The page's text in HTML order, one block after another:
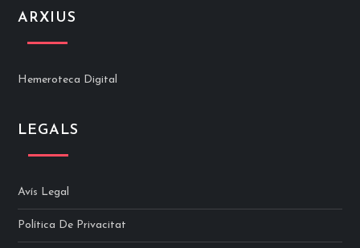
ARXIUS
Hemeroteca Digital
LEGALS
Avís Legal
Política De Privacitat